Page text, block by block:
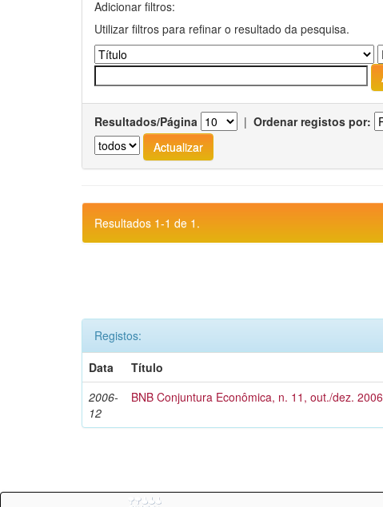
Adicionar filtros:
Utilizar filtros para refinar o resultado da pesquisa.
Resultados/Página | Ordenar registos por:
Resultados 1-1 de 1.
Registos:
Data
Título
2006-
12
BNB Conjuntura Econômica, n. 11, out./dez. 2006